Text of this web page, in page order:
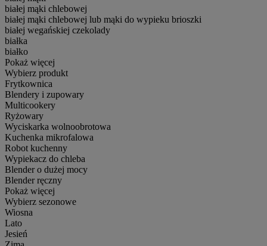
białej mąki chlebowej
białej mąki chlebowej lub mąki do wypieku brioszki
białej wegańskiej czekolady
białka
białko
Pokaż więcej
Wybierz produkt
Frytkownica
Blendery i zupowary
Multicookery
Ryżowary
Wyciskarka wolnoobrotowa
Kuchenka mikrofalowa
Robot kuchenny
Wypiekacz do chleba
Blender o dużej mocy
Blender ręczny
Pokaż więcej
Wybierz sezonowe
Wiosna
Lato
Jesień